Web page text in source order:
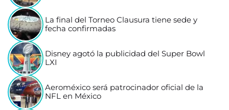
La final del Torneo Clausura tiene sede y
fecha confirmadas
Disney agotó la publicidad del Super Bowl
LXI
Aeroméxico será patrocinador oficial de la
NFL en México